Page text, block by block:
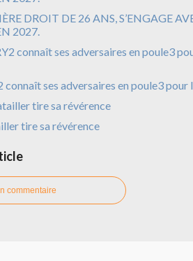
DROIT DE 26 ANS, S’ENGAGE
2027.
ses adversaires en poule3 pour
tire sa révérence
commentaire